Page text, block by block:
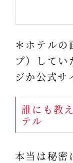
＊ホテルの
プ）してい
ジか公式サ
誰にも教
テル
本当は秘密